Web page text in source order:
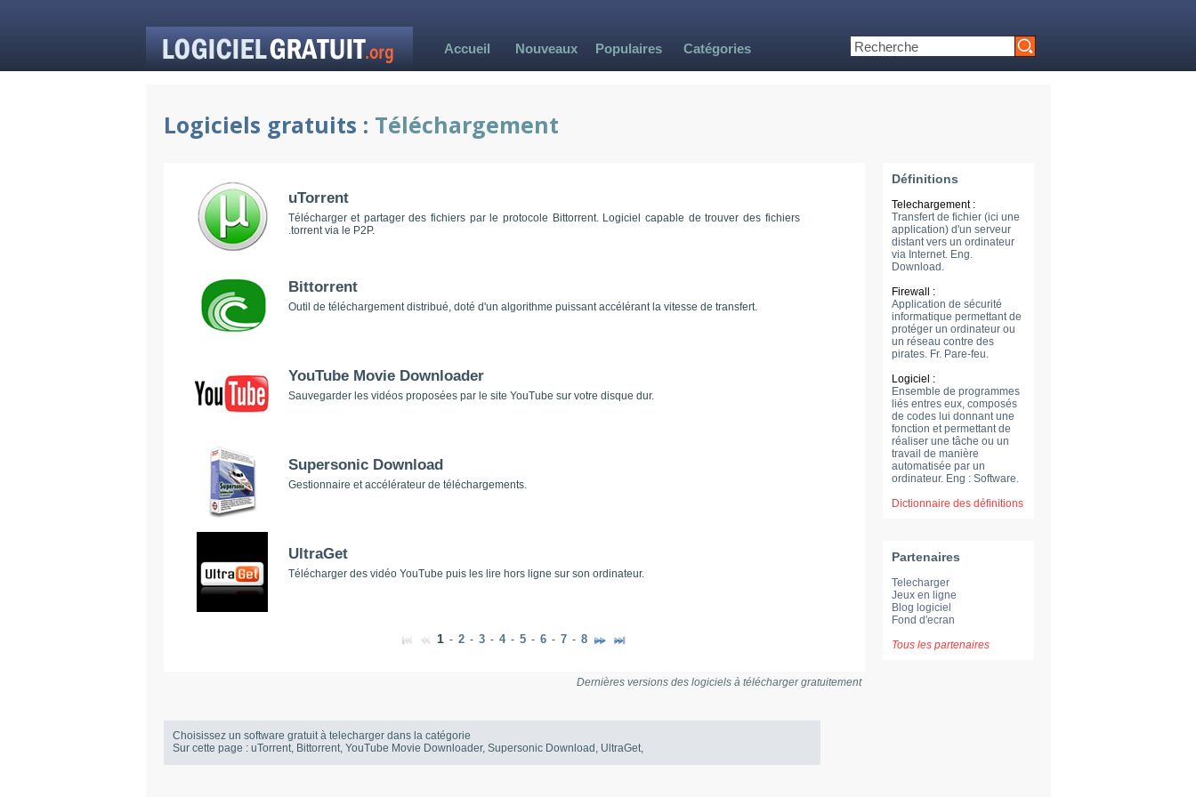
Accueil Nouveaux Populaires Catégories
Logiciels gratuits : Téléchargement
uTorrent
Télécharger et partager des fichiers par le protocole Bittorrent. Logiciel capable de trouver des fichiers
.torrent via le P2P.
Bittorrent
Outil de téléchargement distribué, doté d'un algorithme puissant accélérant la vitesse de transfert.
YouTube Movie Downloader
Sauvegarder les vidéos proposées par le site YouTube sur votre disque dur.
Supersonic Download
Gestionnaire et accélérateur de téléchargements.
UltraGet
Télécharger des vidéo YouTube puis les lire hors ligne sur son ordinateur.
1 - 2 - 3 - 4- 5 - 6 - 7 - 8
Dernières versions des logiciels à télécharger gratuitement
Choisissez un software gratuit à telecharger dans la catégorie
Sur cette page : uTorrent, Bittorrent, YouTube Movie Downloader, Supersonic Download, UltraGet,
Définitions
Telechargement :
Transfert de fichier (ici une
application) d'un serveur
distant vers un ordinateur
via Internet. Eng.
Download.
Firewall :
Application de sécurité
informatique permettant de
protéger un ordinateur ou
un réseau contre des
pirates. Fr. Pare-feu.
Logiciel :
Ensemble de programmes
liés entres eux, composés
de codes lui donnant une
fonction et permettant de
réaliser une tâche ou un
travail de manière
automatisée par un
ordinateur. Eng : Software.
Dictionnaire des définitions
Partenaires
Telecharger
Jeux en ligne
Blog logiciel
Fond d'ecran
Tous les partenaires